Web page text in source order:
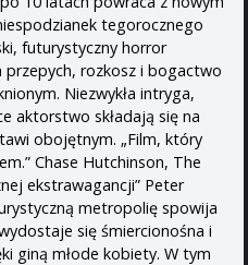
tegorocznego
futurystyczny horror
rozkosz i bogactwo
Niezwykła intryga,
aktorstwo składają się na
obojętnym. „Film, który
Chase Hutchinson, The
ekstrawagancji” Peter
metropolię spowija
się śmiercionośna i
giną młode kobiety. W tym